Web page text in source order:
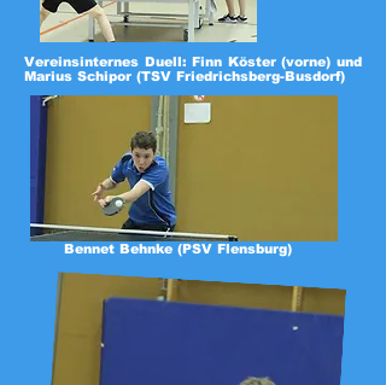
Vereinsinternes Duell: Finn Köster (vorne) und
Marius Schipor (TSV Friedrichsberg-Busdorf)
Bennet Behnke (PSV Flensburg)